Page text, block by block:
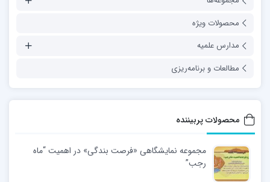
محصولات ویژه
مدارس علمیه
مطالعات و برنامه‌ریزی
محصولات پربیننده
مجموعه نمایشگاهی «فرصت بندگی» در اهمیت “ماه
رجب”